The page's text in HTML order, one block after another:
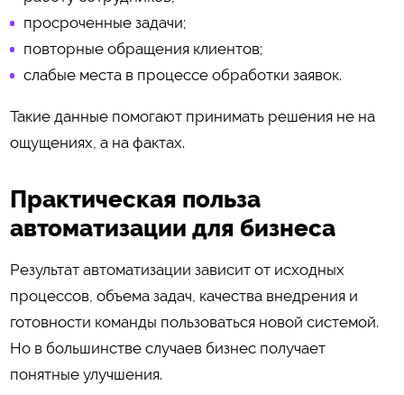
просроченные задачи;
повторные обращения клиентов;
слабые места в процессе обработки заявок.
Такие данные помогают принимать решения не на
ощущениях, а на фактах.
Практическая польза
автоматизации для бизнеса
Результат автоматизации зависит от исходных
процессов, объема задач, качества внедрения и
готовности команды пользоваться новой системой.
Но в большинстве случаев бизнес получает
понятные улучшения.